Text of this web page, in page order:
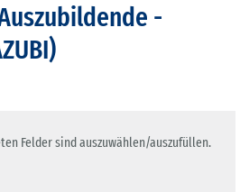
-
Felder sind auszuwählen/auszufüllen.